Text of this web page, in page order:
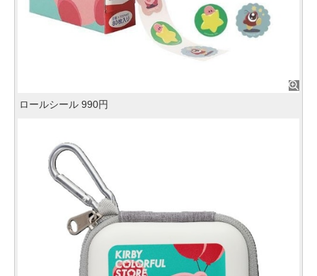
ロールシール 990円